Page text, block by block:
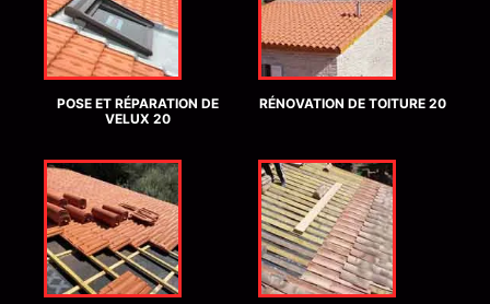
POSE ET RÉPARATION DE
VELUX 20
RÉNOVATION DE TOITURE 20